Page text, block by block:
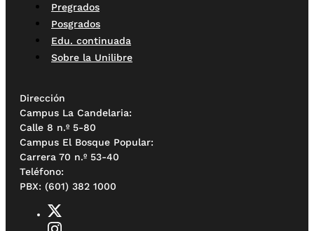
Pregrados
Posgrados
Edu. continuada
Sobre la Unilibre
Dirección
Campus La Candelaria:
Calle 8 n.º 5-80
Campus El Bosque Popular:
Carrera 70 n.º 53-40
Teléfono:
PBX: (601) 382 1000